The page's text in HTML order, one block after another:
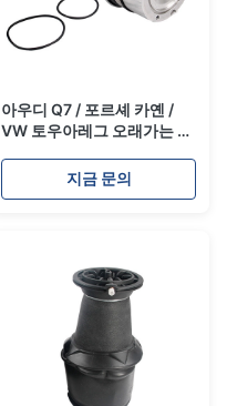
아우디 Q7 / 포르셰 카옌 /
VW 토우아레그 오래가는 에
7L8616019A 7L8616020A
지금 문의